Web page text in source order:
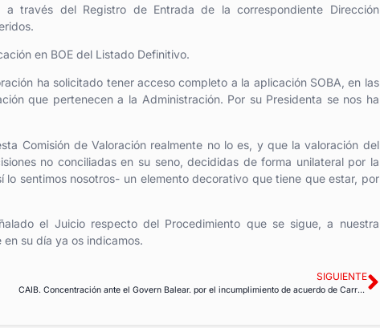
a través del Registro de Entrada de la correspondiente Dirección
en BOE del Listado Definitivo.
ha solicitado tener acceso completo a la aplicación SOBA, en las
que pertenecen a la Administración. Por su Presidenta se nos ha
Comisión de Valoración realmente no lo es, y que la valoración del
no conciliadas en su seno, decididas de forma unilateral por la
sentimos nosotros- un elemento decorativo que tiene que estar, por
el Juicio respecto del Procedimiento que se sigue, a nuestra
su día ya os indicamos.
SIGUIENTE
CAIB. Concentración ante el Govern Balear. por el incumplimiento de acuerdo de Carrera Profesional